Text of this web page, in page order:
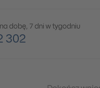
dobę, 7 dni w tygodniu
302